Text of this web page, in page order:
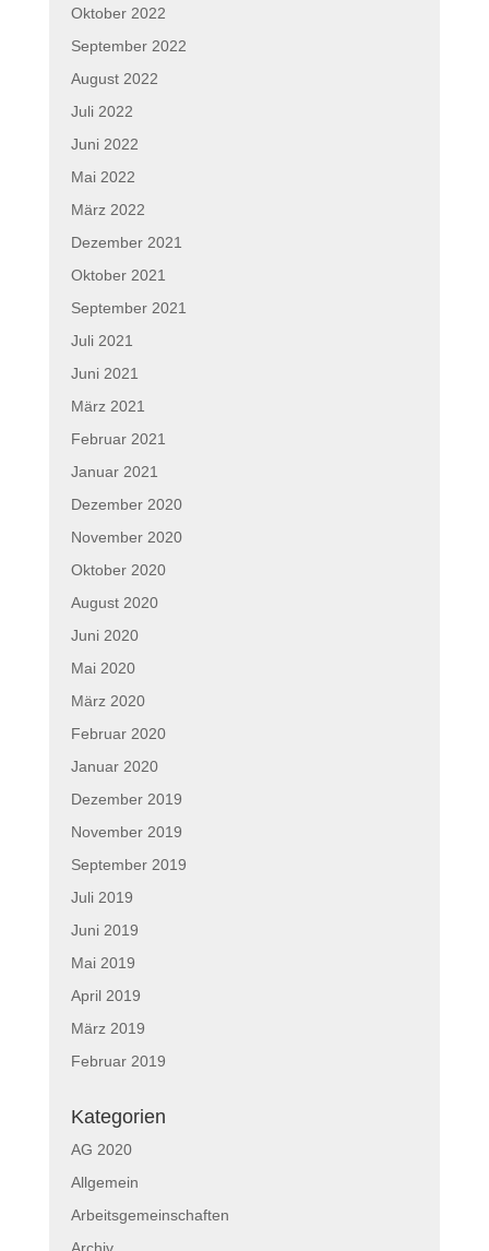
Oktober 2022
September 2022
August 2022
Juli 2022
Juni 2022
Mai 2022
März 2022
Dezember 2021
Oktober 2021
September 2021
Juli 2021
Juni 2021
März 2021
Februar 2021
Januar 2021
Dezember 2020
November 2020
Oktober 2020
August 2020
Juni 2020
Mai 2020
März 2020
Februar 2020
Januar 2020
Dezember 2019
November 2019
September 2019
Juli 2019
Juni 2019
Mai 2019
April 2019
März 2019
Februar 2019
Kategorien
AG 2020
Allgemein
Arbeitsgemeinschaften
Archiv